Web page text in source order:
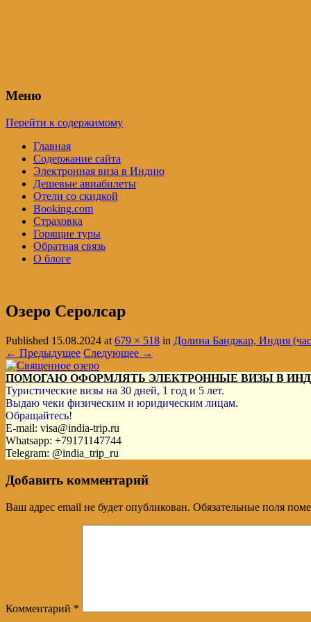
Меню
Перейти к содержимому
Главная
Содержание сайта
Электронная виза в Индию
Дешевые авиабилеты
Отели со скидкой
Booking.com
Страховка
Горящие туры
Обратная связь
О блоге
Озеро Серолсар
Published 15.08.2024 at 679 × 518 in Долина Банджар, Индия
← Предыдущее Следующее →
ПОМОГАЮ ОФОРМЛЯТЬ ЭЛЕКТРОННЫЕ ВИЗЫ В
Туристические визы на 30 дней, 1 год и 5 лет.
Выдаю чеки физическим и юридическим лицам.
Обращайтесь!
E-mail: visa@india-trip.ru
Whatsapp: +79171147744
Telegram: @india_trip_ru
Добавить комментарий
Ваш адрес email не будет опубликован. Обязательные поля
Комментарий *